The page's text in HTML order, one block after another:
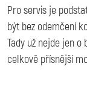
Pro servis je
být bez odemčení
Tady už nejde jen
celkově přísnější